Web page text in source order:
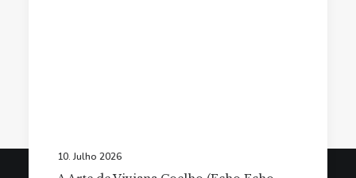
10. Julho 2026